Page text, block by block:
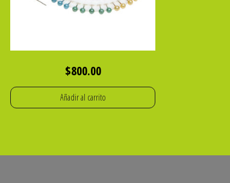
$800.00
Añadir al carrito